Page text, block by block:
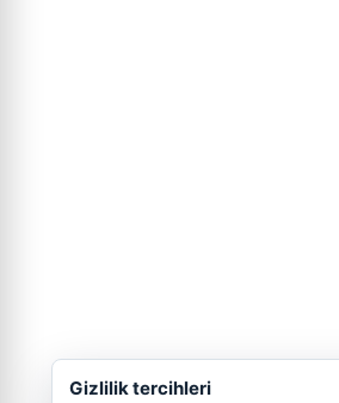
Gizlilik tercihleri